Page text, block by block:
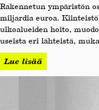
Rakennetun ympäristön
miljardia euroa.
ulkoalueiden hoito,
useista eri lähteistä,
Lue lisää